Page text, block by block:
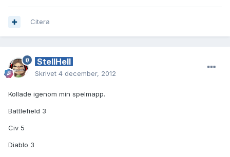
Citera
StellHell
Skrivet 4 december, 2012
Kollade igenom min spelmapp.
Battlefield 3
Civ 5
Diablo 3